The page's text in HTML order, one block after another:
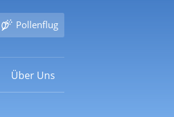
Pollenflug
Über Uns